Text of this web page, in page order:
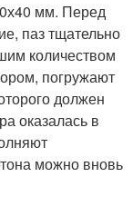
мм. Перед
паз тщательно
количеством
погружают
должен
оказалась в
можно вновь